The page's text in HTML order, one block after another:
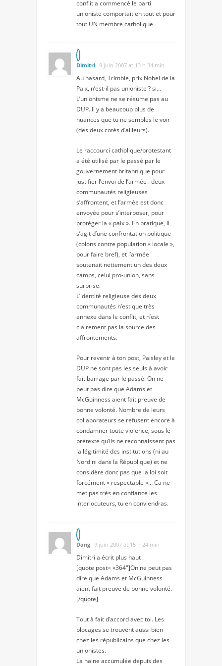
conflit a commencé le parti
unioniste comportait en tout et pour
tout UN membre catholique.
Dimitri 9 juin 2007 at 13 h 34 min
Au hasard, Trimble, prix Nobel de la
Paix, n’est-il pas unioniste ? si…
L’unionisme ne se résume pas au
DUP. Il y a beaucoup plus de
nuances que tu ne sembles le voir
(des deux cotés d’ailleurs).
Le raccourci catholique/protestant
a été utilisé par le passé par le
gouvernement britannique pour
justifier l’envoi de l’armée : deux
communautés religieuses
s’affrontent, et l’armée est donc
envoyée pour s’interposer, pour
protéger la « paix ». En pratique, il
s’agit d’une confrontation politique
(colons contre population « locale »,
pour faire bref), et l’armée
soutenait nettement un des deux
camps, celui pro-union, sans
surprise.
L’identité religieuse des deux
communautés n’est que très
annexe dans le conflit, et n’est
clairement pas la source des
affrontements.
Pour revenir à ton post, Paisley et le
DUP ne sont pas les seuls à avoir
fait barrage par le passé. On ne
peut pas dire que Adams et
McGuinness aient fait preuve de
bonne volonté. Nombre de leurs
collaborateurs se refusent encore à
condamner toute violence, sous le
prétexte qu’ils ne reconnaissent pas
la légitimité des institutions (ni au
Nord ni dans la République) et ne
considère donc pas que la loi soit
forcément « respectable »… Ca ne
met pas très en confiance les
interlocuteurs, tu en conviendras.
Dang 9 juin 2007 at 15 h 24 min
Dimitri a écrit plus haut :
[quote post= »364″]On ne peut pas
dire que Adams et McGuinness
aient fait preuve de bonne volonté.
[/quote]
Tout à fait d’accord avec toi. Les
blocages se trouvent aussi bien
chez les républicains que chez les
unionistes.
La haine accumulée depuis des